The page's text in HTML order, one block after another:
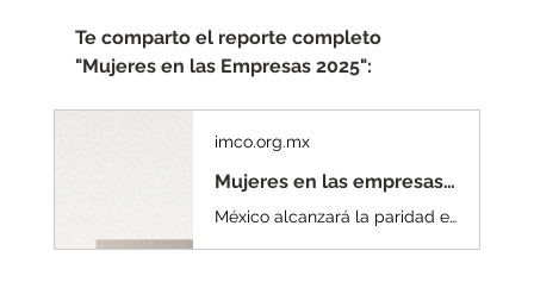
Te comparto el reporte completo
"Mujeres en las Empresas 2025":
imco.org.mx
Mujeres en las empresas 2025 - IMCO
México alcanzará la paridad en los consejos de administración en 2043, de seguir la tendencia actual En promedio, las mujeres ocupan 14% de las sillas en los consejos, frente a 13% en los últimos dos años. 13% de las empresas no cuenta con mujeres en consejos ni direcciones relevantes frente a 21% en 2024. Por … Continue reading Mujeres en las empresas 2025